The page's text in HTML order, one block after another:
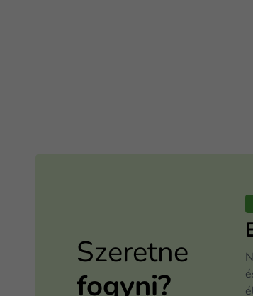
Szeretne
fogyni?